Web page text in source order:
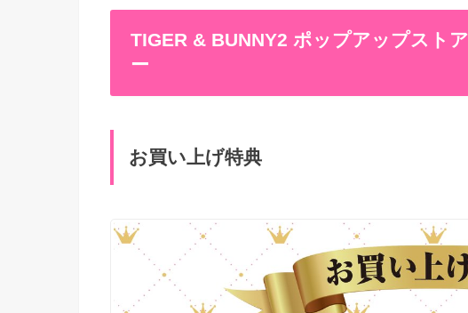
TIGER & BUNNY2 ポップアップスト
ー
お買い上げ特典